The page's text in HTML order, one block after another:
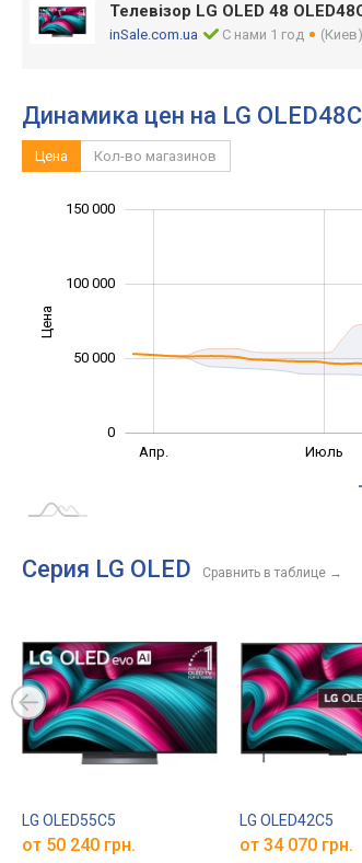
Телевізор LG OLED 48
inSale.com.ua С нами 1 год (Киев)
Динамика цен на LG
Цена Кол-во магазинов
Цена
0
150 000
100 000
50 000
Янв. 2025
Апр. Июль
Серия LG OLED Сравнить в таблице →
LG OLED55C5
от 50 240 грн.
LG OLED42C5
от 34 070 грн.